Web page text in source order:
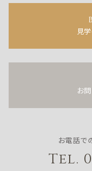
見
お
お電話で
Tel.